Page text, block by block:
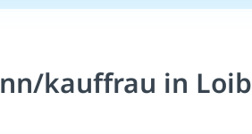
kauffrau in